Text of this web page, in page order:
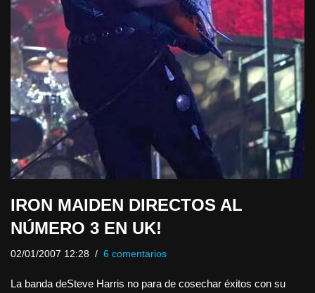
IRON MAIDEN DIRECTOS AL
NÚMERO 3 EN UK!
02/01/2007 12:28 6 comentarios
La banda deSteve Harris no para de cosechar éxitos con su